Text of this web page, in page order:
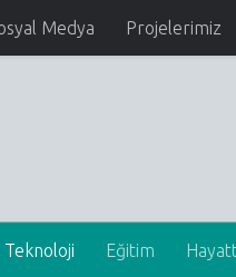
Medya Projelerimiz
Teknoloji Eğitim